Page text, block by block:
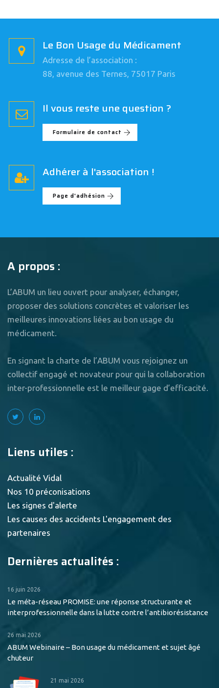
Le Bon Usage du Médicament
Adresse de l’association :
88, avenue des Ternes, 75017 Paris
Il vous reste une question ?
Formulaire de contact
Adhérer à l'association !
Page d'adhésion
A propos :
L’ABUM un lieu ouvert pour analyser, échanger,
proposer des solutions concrètes et valoriser les
meilleures innovations liées au bon usage du
médicament.
En signant la charte de l’ABUM vous rejoignez un
collectif engagé et novateur pour qui la collaboration
inter-professionnelle est le meilleur gage d’efficacité.
Liens utiles :
Actualité Vidal
Nos 10 préconisations
Les signes d'alerte
Les causes des accidents L'engagement des
partenaires
Dernières actualités :
16 juin 2026
Le méta-réseau PROMISE: une réponse structurante et
interprofessionnelle dans la lutte contre l’antibiorésistance
26 mai 2026
ABUM Webinaire – Bon usage du médicament et sujet âgé
chuteur
21 mai 2026